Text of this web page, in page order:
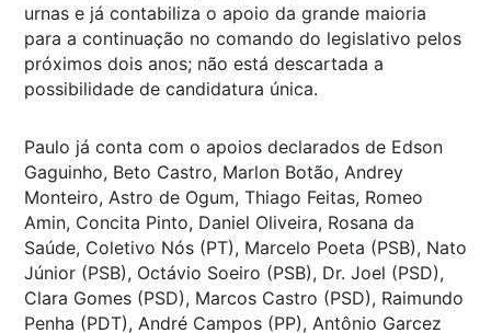
urnas e já contabiliza o apoio da grande maioria
para a continuação no comando do legislativo pelos
próximos dois anos; não está descartada a
possibilidade de candidatura única.
Paulo já conta com o apoios declarados de Edson
Gaguinho, Beto Castro, Marlon Botão, Andrey
Monteiro, Astro de Ogum, Thiago Feitas, Romeo
Amin, Concita Pinto, Daniel Oliveira, Rosana da
Saúde, Coletivo Nós (PT), Marcelo Poeta (PSB), Nato
Júnior (PSB), Octávio Soeiro (PSB), Dr. Joel (PSD),
Clara Gomes (PSD), Marcos Castro (PSD), Raimundo
Penha (PDT), André Campos (PP), Antônio Garcez